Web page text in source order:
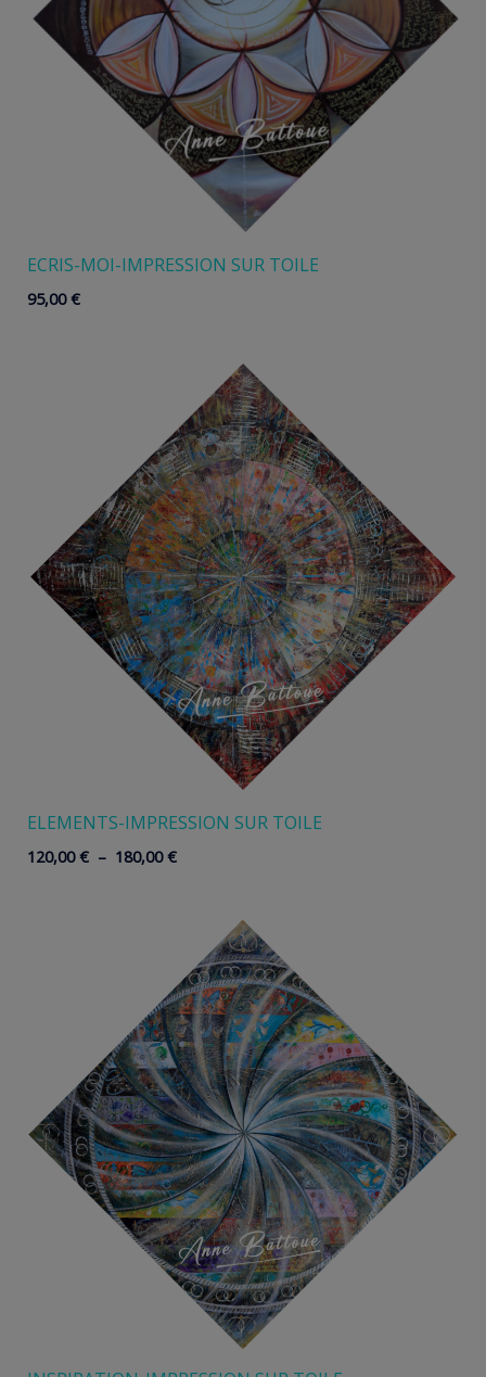
ECRIS-MOI-IMPRESSION SUR TOILE
95,00€
ELEMENTS-IMPRESSION SUR TOILE
120,00€ – 180,00€Plage
180,00 €